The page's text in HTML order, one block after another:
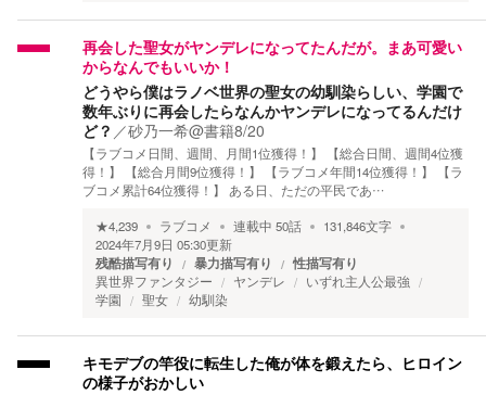
再会した聖女がヤンデレになってたんだが。まあ可愛い
からなんでもいいか！
どうやら僕はラノベ世界の聖女の幼馴染らしい、学園で
数年ぶりに再会したらなんかヤンデレになってるんだけ
ど？ ／砂乃一希@書籍8/20
【ラブコメ日間、週間、月間1位獲得！】 【総合日間、週間4位獲
得！】 【総合月間9位獲得！】 【ラブコメ年間14位獲得！】 【ラ
ブコメ累計64位獲得！】 ある日、ただの平民であ…
★4,239 ラブコメ 連載中 50話 131,846文字
2024年7月9日 05:30更新
残酷描写有り 暴力描写有り 性描写有り
異世界ファンタジー ヤンデレ
いずれ主人公最強
学園
聖女 幼馴染
キモデブの竿役に転生した俺が体を鍛えたら、ヒロイン
の様子がおかしい